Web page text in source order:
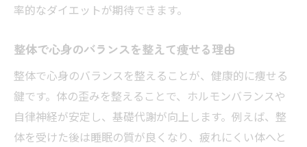
率的なダイエットが期待できます。
整体で心身のバランスを整えて痩せる理由
整体で心身のバランスを整えることが、健康的に痩せる
鍵です。体の歪みを整えることで、ホルモンバランスや
自律神経が安定し、基礎代謝が向上します。例えば、整
体を受けた後は睡眠の質が良くなり、疲れにくい体へと